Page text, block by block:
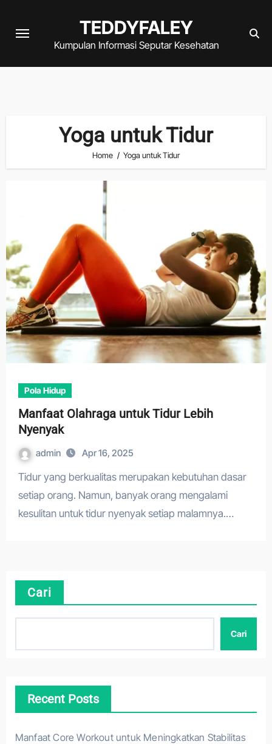
TEDDYFALEY
Kumpulan Informasi Seputar Kesehatan
Yoga untuk Tidur
Home Yoga untuk Tidur
Pola Hidup
Manfaat Olahraga untuk Tidur Lebih
Nyenyak
admin Apr 16, 2025
Tidur yang berkualitas merupakan kebutuhan dasar
setiap orang. Namun, banyak orang mengalami
kesulitan untuk tidur nyenyak setiap malamnya.…
Cari
Cari
Recent Posts
Manfaat Core Workout untuk Meningkatkan Stabilitas